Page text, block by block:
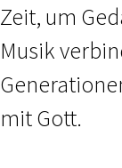
Zeit, um
Musik
mit Gott.